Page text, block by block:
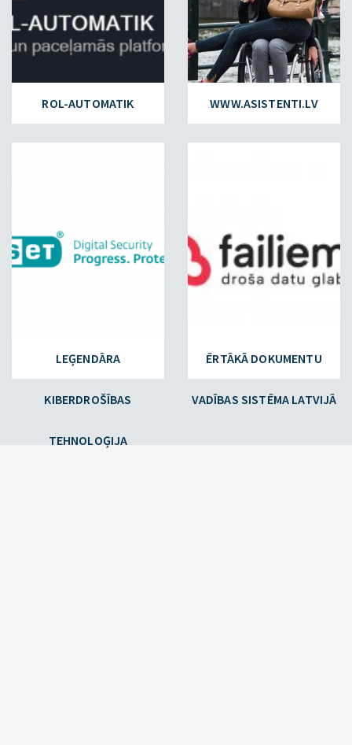
ROL-AUTOMATIK WWW.ASISTENTI.LV
LEĢENDĀRA
KIBERDROŠĪBAS
TEHNOLOĢIJA
ĒRTĀKĀ DOKUMENTU
VADĪBAS SISTĒMA LATVIJĀ